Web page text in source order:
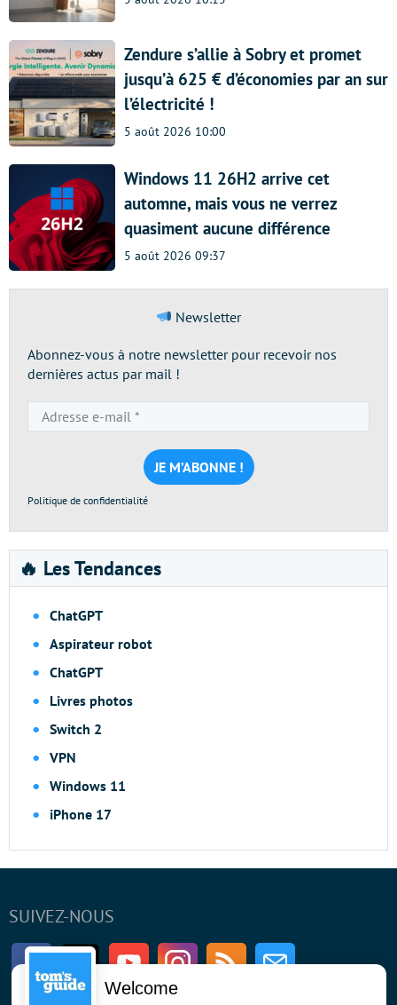
Zendure s’allie à Sobry et promet
jusqu’à 625 € d’économies par an sur
l’électricité !
5 août 2026 10:00
Windows 11 26H2 arrive cet
automne, mais vous ne verrez
quasiment aucune différence
5 août 2026 09:37
Newsletter
Abonnez-vous à notre newsletter pour recevoir nos
dernières actus par mail !
e-
mail
*
Politique de confidentialité
🔥 Les Tendances
ChatGPT
Aspirateur robot
ChatGPT
Livres photos
Switch 2
VPN
Windows 11
iPhone 17
SUIVEZ-NOUS
FacebookTwitter Youtube InstagramRSS Newsletter
Welcome